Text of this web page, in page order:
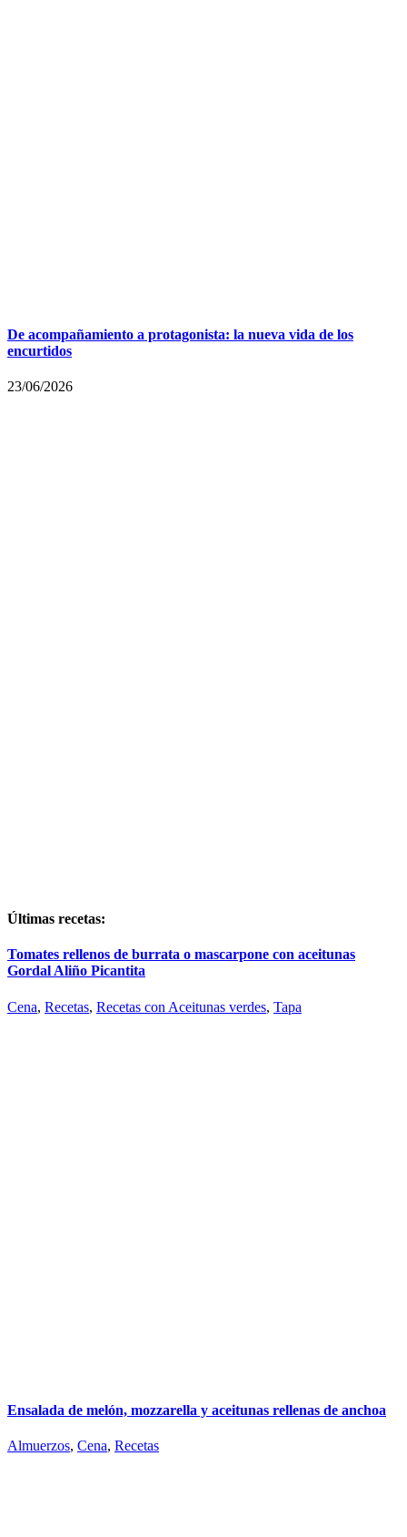
De acompañamiento a protagonista: la nueva vida de los
encurtidos
23/06/2026
Últimas recetas:
Tomates rellenos de burrata o mascarpone con aceitunas
Gordal Aliño Picantita
Cena, Recetas, Recetas con Aceitunas verdes, Tapa
Ensalada de melón, mozzarella y aceitunas rellenas de anchoa
Almuerzos, Cena, Recetas